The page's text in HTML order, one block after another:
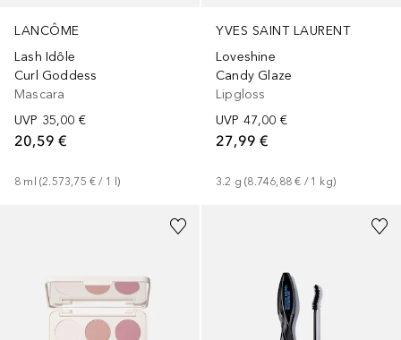
LANCÔME
Lash Idôle
Curl Goddess
Mascara
UVP 35,00 €
20,59 €
8 ml (2.573,75 € / 1 l)
YVES SAINT LAURENT
Loveshine
Candy Glaze
Lipgloss
UVP 47,00 €
27,99 €
3.2 g (8.746,88 € / 1 kg)